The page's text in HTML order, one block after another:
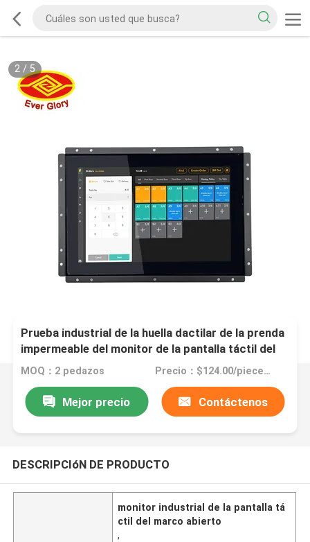
2/ 5
Prueba industrial de la huella dactilar de la prenda
impermeable del monitor de la pantalla táctil del
marco abierto del LCD de 10,1 pulgadas
MOQ：2 pedazos Precio：$124.00/pieces 2-499 pieces
Mejor precio Contáctenos
DESCRIPCIóN DE PRODUCTO
monitor industrial de la pantalla tá
ctil del marco abierto
,